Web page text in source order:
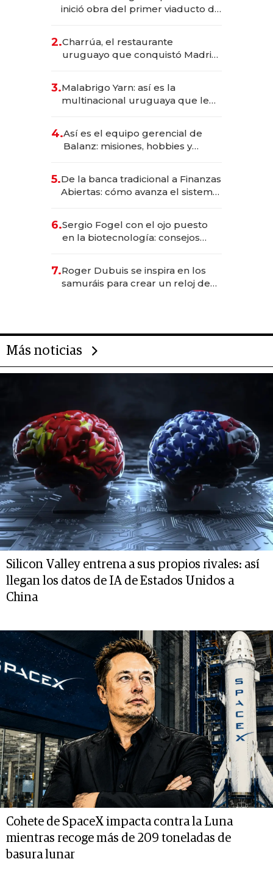
inició obra del primer viaducto de
millones
2.Charrúa, el restaurante
uruguayo que conquistó Madrid:
anticipación y prepara apertura
3.Malabrigo Yarn: así es la
multinacional uruguaya que le
4.Así es el equipo gerencial de
Balanz: misiones, hobbies y
5.De la banca tradicional a Finanzas
Abiertas: cómo avanza el sistema
6.Sergio Fogel con el ojo puesto
en la biotecnología: consejos
rol de la IA
7.Roger Dubuis se inspira en los
samuráis para crear un reloj de
Más noticias
Silicon Valley entrena a sus propios rivales: así
llegan los datos de IA de Estados Unidos a
China
Cohete de SpaceX impacta contra la Luna
mientras recoge más de 209 toneladas de
basura lunar